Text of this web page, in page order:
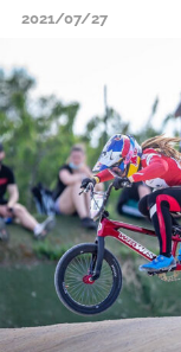
2021/07/27